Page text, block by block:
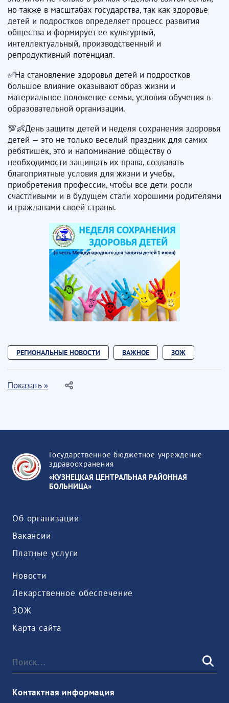
но также в масштабах государства, так как здоровье
детей и подростков определяет процесс развития
общества и формирует ее культурный,
интеллектуальный, производственный и
репродуктивный потенциал.
✅На становление здоровья детей и подростков
большое влияние оказывают образ жизни и
материальное положение семьи, условия обучения в
образовательной организации.
💯👶День защиты детей и неделя сохранения здоровья
детей — это не только веселый праздник для самих
ребятишек, это и напоминание обществу о
необходимости защищать их права, создавать
благоприятные условия для жизни и учебы,
приобретения профессии, чтобы все дети росли
счастливыми и в будущем стали хорошими родителями
и гражданами своей страны.
РЕГИОНАЛЬНЫЕ НОВОСТИ ВАЖНОЕ ЗОЖ
Показать »
Государственное бюджетное учреждение
здравоохранения
«КУЗНЕЦКАЯ ЦЕНТРАЛЬНАЯ РАЙОННАЯ
БОЛЬНИЦА»
Об организации
Вакансии
Платные услуги
Новости
Лекарственное обеспечение
ЗОЖ
Карта сайта
Контактная информация